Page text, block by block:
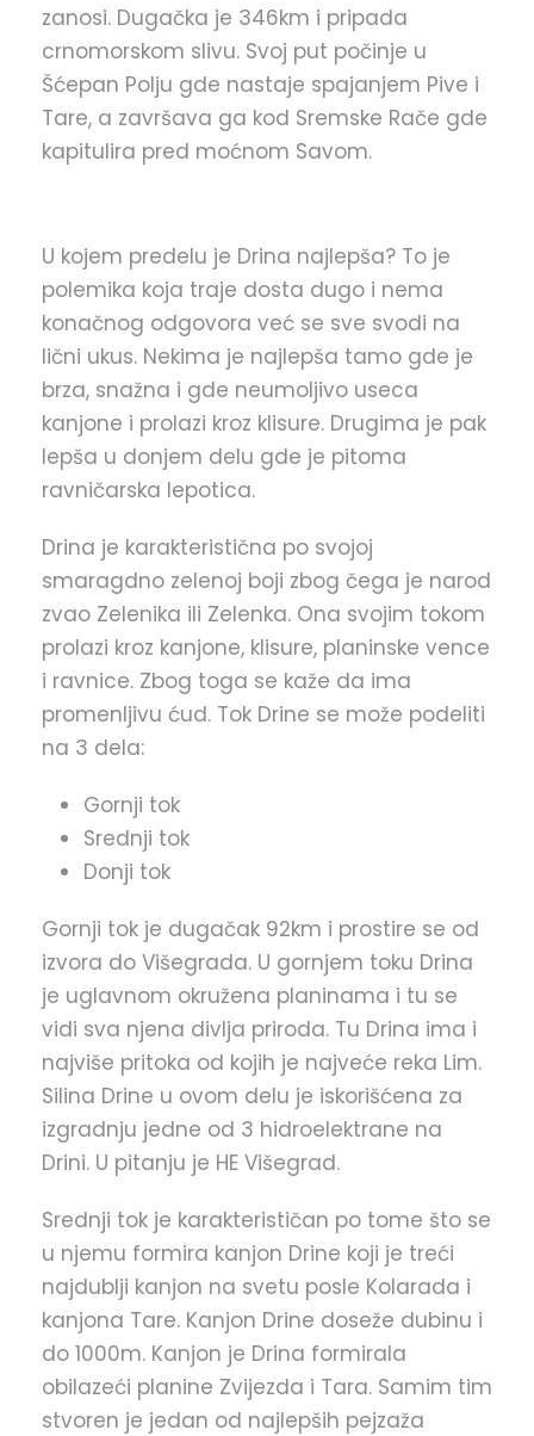
zanosi. Dugačka je 346km i pripada
crnomorskom slivu. Svoj put počinje u
Šćepan Polju gde nastaje spajanjem Pive i
Tare, a završava ga kod Sremske Rače gde
kapitulira pred moćnom Savom.
U kojem predelu je Drina najlepša? To je
polemika koja traje dosta dugo i nema
konačnog odgovora već se sve svodi na
lični ukus. Nekima je najlepša tamo gde je
brza, snažna i gde neumoljivo useca
kanjone i prolazi kroz klisure. Drugima je pak
lepša u donjem delu gde je pitoma
ravničarska lepotica.
Drina je karakteristična po svojoj
smaragdno zelenoj boji zbog čega je narod
zvao Zelenika ili Zelenka. Ona svojim tokom
prolazi kroz kanjone, klisure, planinske vence
i ravnice. Zbog toga se kaže da ima
promenljivu ćud. Tok Drine se može podeliti
na 3 dela:
Gornji tok
Srednji tok
Donji tok
Gornji tok je dugačak 92km i prostire se od
izvora do Višegrada. U gornjem toku Drina
je uglavnom okružena planinama i tu se
vidi sva njena divlja priroda. Tu Drina ima i
najviše pritoka od kojih je najveće reka Lim.
Silina Drine u ovom delu je iskorišćena za
izgradnju jedne od 3 hidroelektrane na
Drini. U pitanju je HE Višegrad.
Srednji tok je karakterističan po tome što se
u njemu formira kanjon Drine koji je treći
najdublji kanjon na svetu posle Kolarada i
kanjona Tare. Kanjon Drine doseže dubinu i
do 1000m. Kanjon je Drina formirala
obilazeći planine Zvijezda i Tara. Samim tim
stvoren je jedan od najlepših pejzaža